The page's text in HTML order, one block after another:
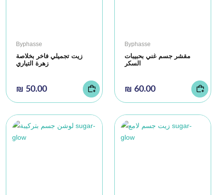
Byphasse
زيت تجميلي فاخر بخلاصة
زهرة التياري
₪ 50.00
Byphasse
مقشر جسم غني بحبيبات
السكر
₪ 60.00